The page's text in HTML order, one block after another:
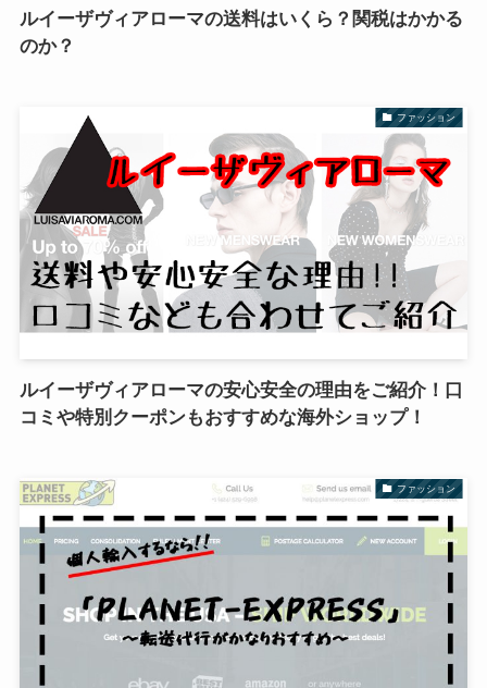
ルイーザヴィアローマの送料はいくら？関税はかかる
のか？
ファッション
ルイーザヴィアローマの安心安全の理由をご紹介！口
コミや特別クーポンもおすすめな海外ショップ！
ファッション